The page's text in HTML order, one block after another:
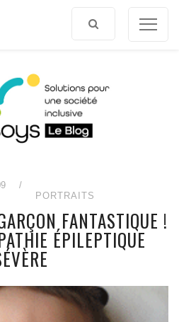
/
PORTRAITS
FANTASTIQUE !
ÉPILEPTIQUE